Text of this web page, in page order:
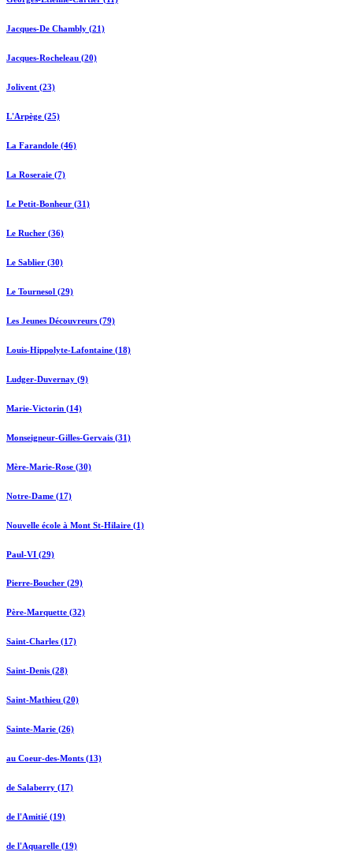
Jacques-De Chambly (21)
Jacques-Rocheleau (20)
Jolivent (23)
L'Arpège (25)
La Farandole (46)
La Roseraie (7)
Le Petit-Bonheur (31)
Le Rucher (36)
Le Sablier (30)
Le Tournesol (29)
Les Jeunes Découvreurs (79)
Louis-Hippolyte-Lafontaine (18)
Ludger-Duvernay (9)
Marie-Victorin (14)
Monseigneur-Gilles-Gervais (31)
Mère-Marie-Rose (30)
Notre-Dame (17)
Nouvelle école à Mont St-Hilaire (1)
Paul-VI (29)
Pierre-Boucher (29)
Père-Marquette (32)
Saint-Charles (17)
Saint-Denis (28)
Saint-Mathieu (20)
Sainte-Marie (26)
au Coeur-des-Monts (13)
de Salaberry (17)
de l'Amitié (19)
de l'Aquarelle (19)